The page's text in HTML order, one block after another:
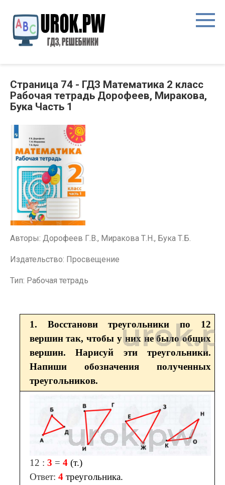
Страница 74 - ГДЗ Математика 2 класс
Рабочая тетрадь Дорофеев, Миракова,
Бука Часть 1
Авторы: Дорофеев Г.В., Миракова Т.Н., Бука Т.Б.
Издательство: Просвещение
Тип: Рабочая тетрадь
1. Восстанови треугольники по 12
вершин так, чтобы у них не было общих
вершин. Нарисуй эти треугольники.
Напиши обозначения полученных
треугольников.
12 : 3 = 4 (т.)
Ответ: 4 треугольника.